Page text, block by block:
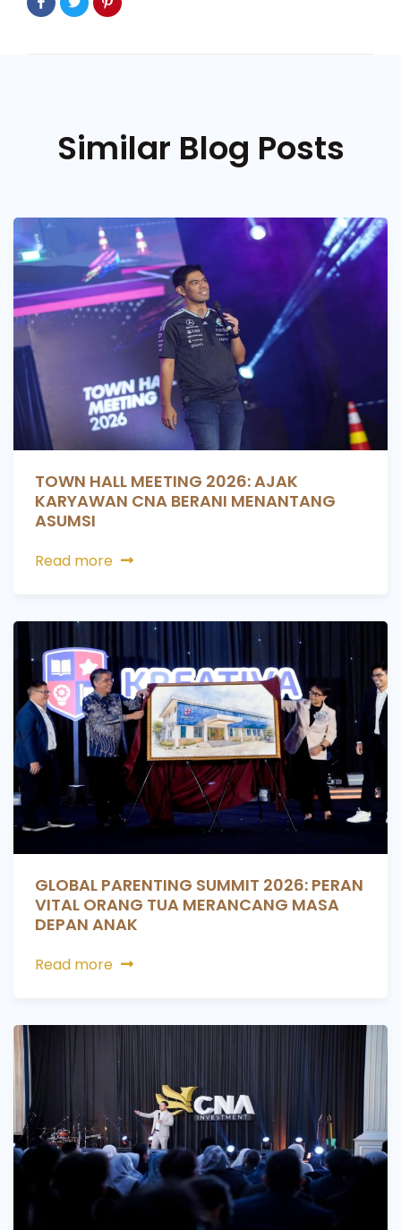
Similar Blog Posts
TOWN HALL MEETING 2026: AJAK
KARYAWAN CNA BERANI MENANTANG
ASUMSI
Read more
GLOBAL PARENTING SUMMIT 2026: PERAN
VITAL ORANG TUA MERANCANG MASA
DEPAN ANAK
Read more